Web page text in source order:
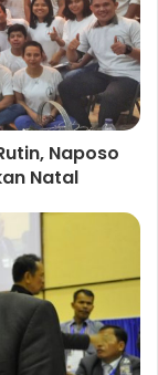
r
a
m
Naposo
Natal